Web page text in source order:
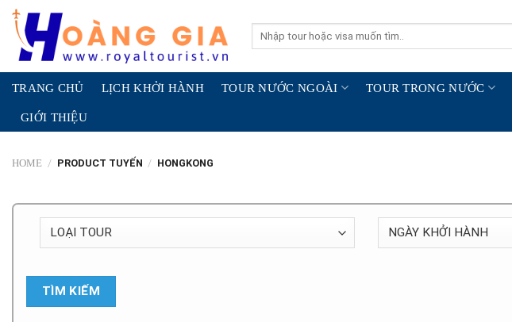
Skip
content
Search
TRANG CHỦ LỊCH KHỞI HÀNH TOUR NƯỚC NGOÀI TOUR TRONG NƯỚC
GIỚI THIỆU
HOME / PRODUCT TUYẾN / HONGKONG
TÌM KIẾM